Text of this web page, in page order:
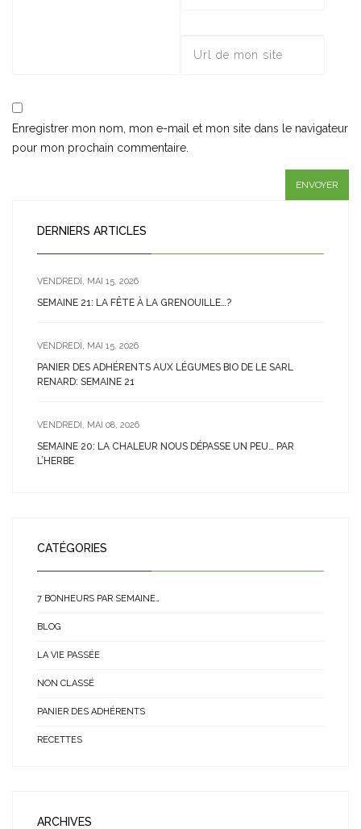
Enregistrer mon nom, mon e-mail et mon site dans le navigateur
pour mon prochain commentaire.
DERNIERS ARTICLES
VENDREDI, MAI 15, 2026
SEMAINE 21: LA FÊTE À LA GRENOUILLE…?
VENDREDI, MAI 15, 2026
PANIER DES ADHÉRENTS AUX LÉGUMES BIO DE LE SARL
RENARD: SEMAINE 21
VENDREDI, MAI 08, 2026
SEMAINE 20: LA CHALEUR NOUS DÉPASSE UN PEU… PAR
L’HERBE
CATÉGORIES
7 BONHEURS PAR SEMAINE…
BLOG
LA VIE PASSÉE
NON CLASSÉ
PANIER DES ADHÉRENTS
RECETTES
ARCHIVES